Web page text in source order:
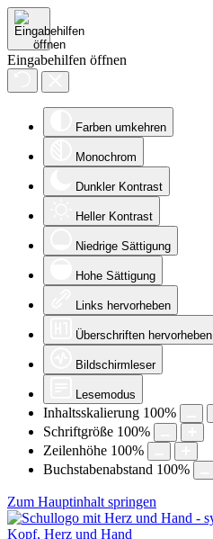
Eingabehilfen öffnen
Farben umkehren
Monochrom
Dunkler Kontrast
Heller Kontrast
Niedrige Sättigung
Hohe Sättigung
Links hervorheben
Überschriften hervorheben
Bildschirmleser
Lesemodus
Inhaltsskalierung 100%
Schriftgröße 100%
Zeilenhöhe 100%
Buchstabenabstand 100%
Zum Hauptinhalt springen